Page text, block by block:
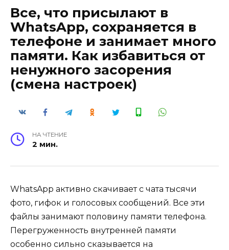
Все, что присылают в
WhatsApp, сохраняется в
телефоне и занимает много
памяти. Как избавиться от
ненужного засорения
(смена настроек)
НА ЧТЕНИЕ
2 мин.
WhatsApp активно скачивает с чата тысячи
фото, гифок и голосовых сообщений. Все эти
файлы занимают половину памяти телефона.
Перегруженность внутренней памяти
особенно сильно сказывается на